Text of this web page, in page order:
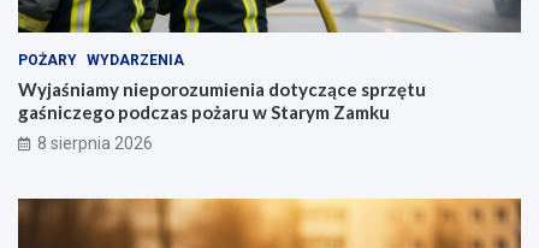
POŻARY WYDARZENIA
Wyjaśniamy nieporozumienia dotyczące sprzętu
gaśniczego podczas pożaru w Starym Zamku
8 sierpnia 2026